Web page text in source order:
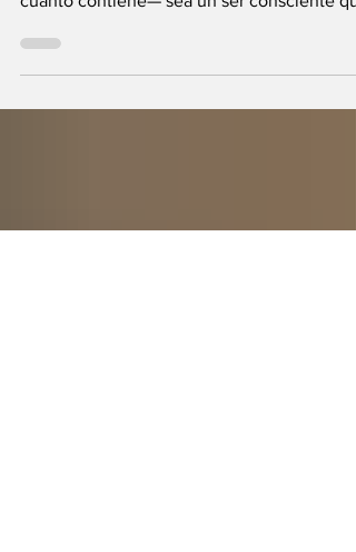
vislumbraron que el Universo —con todo
cuanto contiene— sea un ser consciente
se creó a sí mismo